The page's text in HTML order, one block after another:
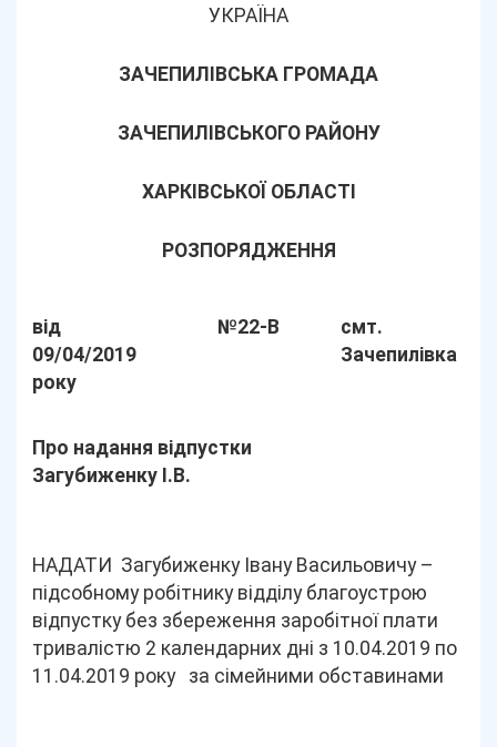
УКРАЇНА
ЗАЧЕПИЛІВСЬКА ГРОМАДА
ЗАЧЕПИЛІВСЬКОГО РАЙОНУ
ХАРКІВСЬКОЇ ОБЛАСТІ
РОЗПОРЯДЖЕННЯ
від
09/04/2019
року
№22-В
смт.
Зачепилівка
Про надання відпустки
Загубиженку І.В.
НАДАТИ Загубиженку Івану Васильовичу –
підсобному робітнику відділу благоустрою
відпустку без збереження заробітної плати
тривалістю 2 календарних дні з 10.04.2019 по
11.04.2019 року за сімейними обставинами